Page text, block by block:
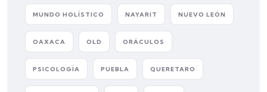
MUNDO HOLÍSTICO NAYARIT NUEVO LEÓN
OAXACA OLD ORÁCULOS
PSICOLOGÍA PUEBLA QUERETARO